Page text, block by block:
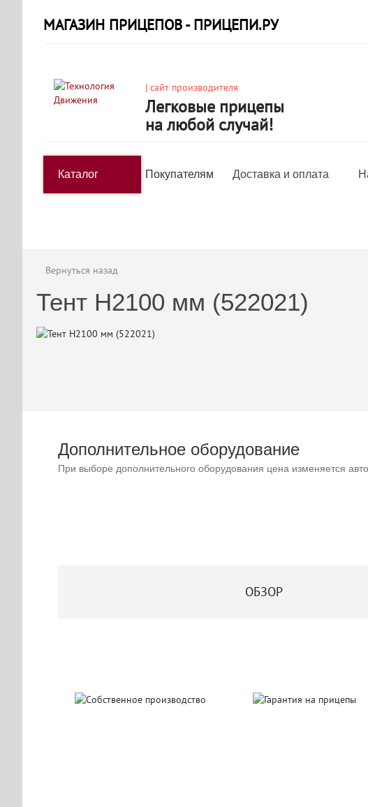
МАГАЗИН ПРИЦЕПОВ - ПРИЦЕПИ.РУ
| сайт производителя
Легковые прицепы
на любой случай!
Каталог Покупателям Доставка и оплата
Вернуться назад
Тент H2100 мм (522021)
Дополнительное оборудование
При выборе дополнительного оборудования цена изменяется
ОБЗОР